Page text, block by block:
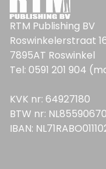
RTM Publishing BV
Roswinkelerstraat
7895AT Roswinkel
Tel: 0591 201 904
KVK nr: 64927180
BTW nr:
IBAN: